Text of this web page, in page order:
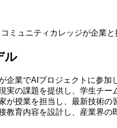
ミュニティカレッジが企業
ル
企業でAIプロジェクトに参加
実の課題を提供し、学生チー
が授業を担当し、最新技術の
教育内容を設計し、産業界の